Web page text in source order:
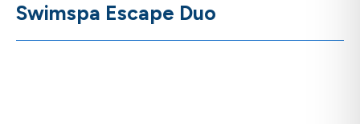
Swimspa Escape Duo